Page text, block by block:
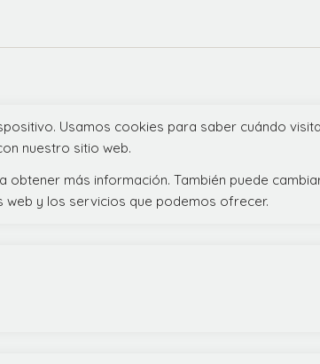
Usamos cookies para saber cuándo
nuestro sitio web.
más información. También puede
y los servicios que podemos ofrecer.